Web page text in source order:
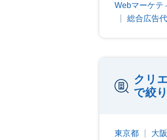
Webマーケテ
総合広告
クリ
で絞
東京都 大